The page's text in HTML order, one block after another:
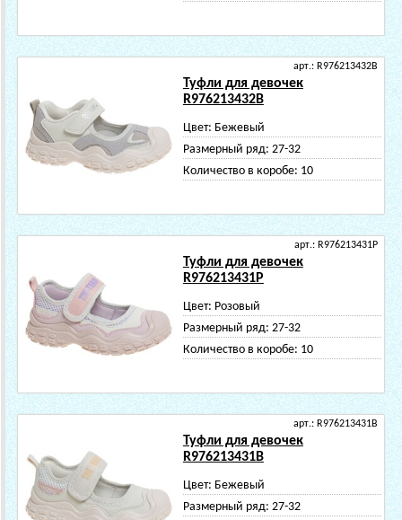
арт.: R976213432B
Туфли для девочек
R976213432B
Цвет: Бежевый
Размерный ряд: 27-32
Количество в коробе: 10
арт.: R976213431P
Туфли для девочек
R976213431P
Цвет: Розовый
Размерный ряд: 27-32
Количество в коробе: 10
арт.: R976213431B
Туфли для девочек
R976213431B
Цвет: Бежевый
Размерный ряд: 27-32